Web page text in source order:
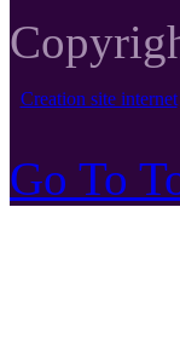
Creation site internet
Go To